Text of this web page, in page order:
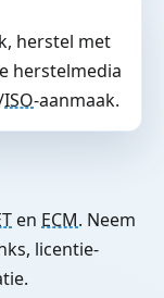
herstel met
herstelmedia
ISO-aanmaak.
en ECM. Neem
licentie-